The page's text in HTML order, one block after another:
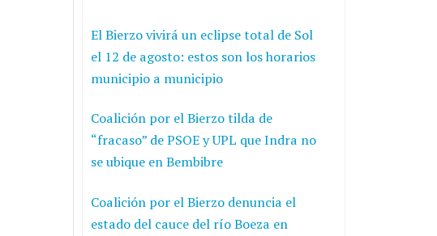
El Bierzo vivirá un eclipse total de Sol
el 12 de agosto: estos son los horarios
municipio a municipio
Coalición por el Bierzo tilda de
“fracaso” de PSOE y UPL que Indra no
se ubique en Bembibre
Coalición por el Bierzo denuncia el
estado del cauce del río Boeza en